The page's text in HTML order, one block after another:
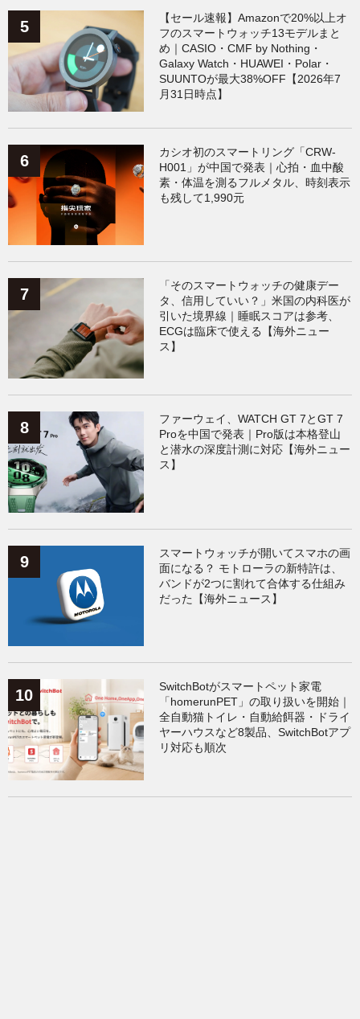
【セール速報】Amazonで20%以上オ
フのスマートウォッチ13モデルまと
め｜CASIO・CMF by Nothing・
Galaxy Watch・HUAWEI・Polar・
SUUNTOが最大38%OFF【2026年7
月31日時点】
カシオ初のスマートリング「CRW-
H001」が中国で発表｜心拍・血中酸
素・体温を測るフルメタル、時刻表示
も残して1,990元
「そのスマートウォッチの健康デー
タ、信用していい？」米国の内科医が
引いた境界線｜睡眠スコアは参考、
ECGは臨床で使える【海外ニュー
ス】
ファーウェイ、WATCH GT 7とGT 7
Proを中国で発表｜Pro版は本格登山
と潜水の深度計測に対応【海外ニュー
ス】
スマートウォッチが開いてスマホの画
面になる？ モトローラの新特許は、
バンドが2つに割れて合体する仕組み
だった【海外ニュース】
SwitchBotがスマートペット家電
「homerunPET」の取り扱いを開始｜
全自動猫トイレ・自動給餌器・ドライ
ヤーハウスなど8製品、SwitchBotアプ
リ対応も順次